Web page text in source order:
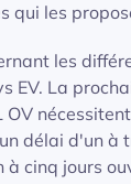
qui les
les
EV. La
délai d'un
cinq jours